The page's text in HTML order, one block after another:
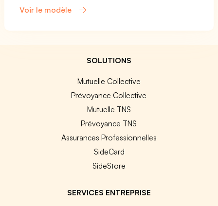
Voir le modèle
SOLUTIONS
Mutuelle Collective
Prévoyance Collective
Mutuelle TNS
Prévoyance TNS
Assurances Professionnelles
SideCard
SideStore
SERVICES ENTREPRISE